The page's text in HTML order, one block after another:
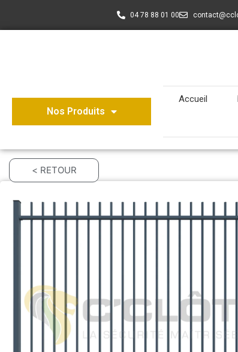
04 78 88 01 00
Nos Produits
Accueil
< RETOUR